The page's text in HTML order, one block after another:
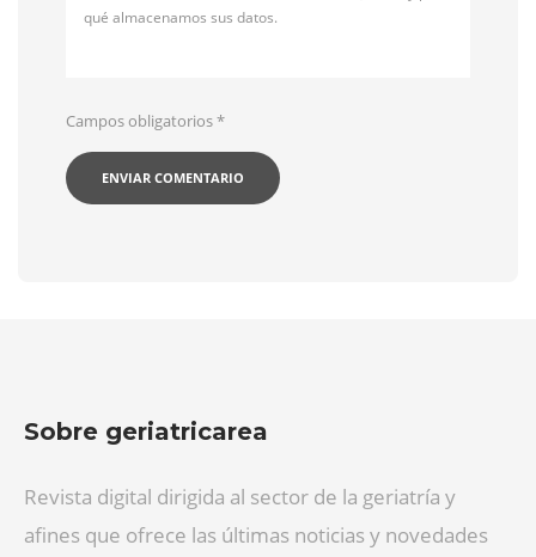
qué almacenamos sus datos.
Campos obligatorios*
Sobre geriatricarea
Revista digital dirigida al sector de la geriatría y
afines que ofrece las últimas noticias y novedades